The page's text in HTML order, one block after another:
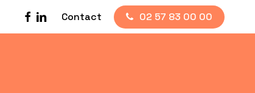
facebook
linkedinContact 02 57 83 00 00